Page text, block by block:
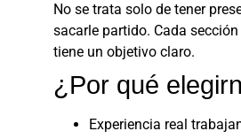
No se trata solo de tener
sacarle partido. Cada
tiene un objetivo claro.
¿Por qué
Experiencia real